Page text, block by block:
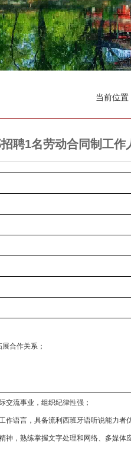
当前位置
聘1名劳动合同制工作
合作关系；
交流事业，组织纪律性强；
语言，具备流利西班牙语听说能力者优
，熟练掌握文字处理和网络、多媒体